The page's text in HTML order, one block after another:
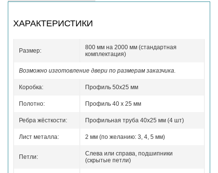
ХАРАКТЕРИСТИКИ
Размер:
800 мм на 2000 мм (стандартная
комплектация)
Возможно изготовление двери по размерам заказчика.
Коробка: Профиль 50x25 мм
Полотно: Профиль 40 x 25 мм
Ребра жёсткости: Профильная труба 40х25 мм (4 шт)
Лист металла: 2 мм (по желанию: 3, 4, 5 мм)
Петли:
Слева или справа, подшипники
(скрытые петли)